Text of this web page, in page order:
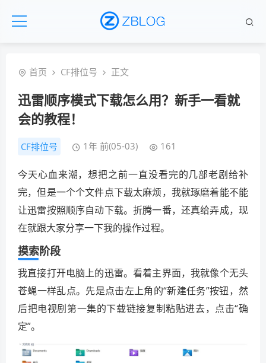
首页 CF排位号 正文
迅雷顺序模式下载怎么用？新手一看就
会的教程！
CF排位号 1年 前(05-03) 161
今天心血来潮，想把之前一直没看完的几部老剧给补
完，但是一个个文件点下载太麻烦，我就琢磨着能不能
让迅雷按照顺序自动下载。折腾一番，还真给弄成，现
在就跟大家分享一下我的操作过程。
摸索阶段
我直接打开电脑上的迅雷。看着主界面，我就像个无头
苍蝇一样乱点。先是点击左上角的“新建任务”按钮，然
后把电视剧第一集的下载链接复制粘贴进去，点击“确
定”。